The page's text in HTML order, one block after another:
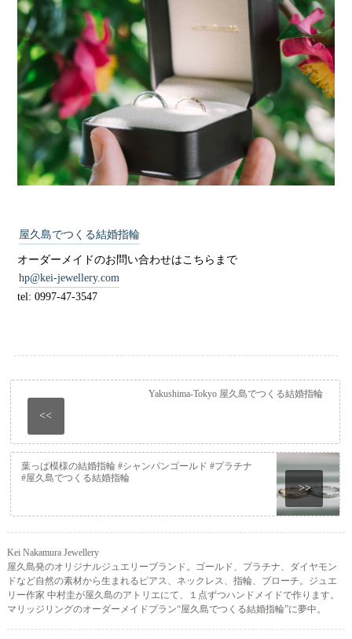
屋久島でつくる結婚指輪
オーダーメイドのお問い合わせはこちらまで
hp@kei-jewellery.com
tel: 0997-47-3547
<<
Yakushima-Tokyo 屋久島でつくる結婚指輪
>>
葉っぱ模様の結婚指輪 #シャンパンゴールド #プラチナ
#屋久島でつくる結婚指輪
Kei Nakamura Jewellery
屋久島発のオリジナルジュエリーブランド。ゴールド、プラチナ、ダイヤモン
ドなど自然の素材から生まれるピアス、ネックレス、指輪、ブローチ。ジュエ
リー作家 中村圭が屋久島のアトリエにて、１点ずつハンドメイドで作ります。
マリッジリングのオーダーメイドプラン“屋久島でつくる結婚指輪”に夢中。